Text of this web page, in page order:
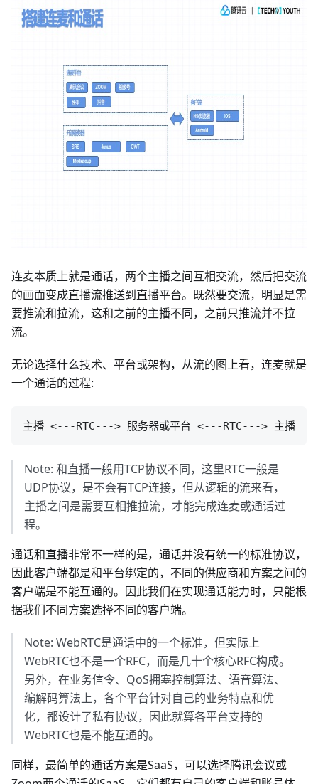
连麦本质上就是通话，两个主播之间互相交流，然后把交流
的画面变成直播流推送到直播平台。既然要交流，明显是需
要推流和拉流，这和之前的主播不同，之前只推流并不拉
流。
无论选择什么技术、平台或架构，从流的图上看，连麦就是
一个通话的过程:
Note: 和直播一般用TCP协议不同，这里RTC一般是
UDP协议，是不会有TCP连接，但从逻辑的流来看，
主播之间是需要互相推拉流，才能完成连麦或通话过
程。
通话和直播非常不一样的是，通话并没有统一的标准协议，
因此客户端都是和平台绑定的，不同的供应商和方案之间的
客户端是不能互通的。因此我们在实现通话能力时，只能根
据我们不同方案选择不同的客户端。
Note: WebRTC是通话中的一个标准，但实际上
WebRTC也不是一个RFC，而是几十个核心RFC构成。
另外，在业务信令、QoS拥塞控制算法、语音算法、
编解码算法上，各个平台针对自己的业务特点和优
化，都设计了私有协议，因此就算各平台支持的
WebRTC也是不能互通的。
同样，最简单的通话方案是SaaS，可以选择腾讯会议或